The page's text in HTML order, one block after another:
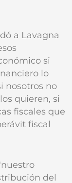
a Lavagna
si
lo
nosotros no
quieren, si
fiscales que
fiscal
del